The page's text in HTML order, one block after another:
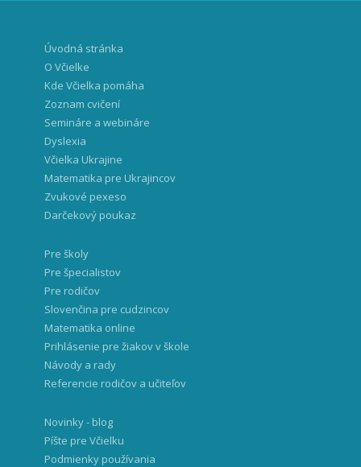
Úvodná stránka
O Včielke
Kde Včielka pomáha
Zoznam cvičení
Semináre a webináre
Dyslexia
Včielka Ukrajine
Matematika pre Ukrajincov
Zvukové pexeso
Darčekový poukaz
Pre školy
Pre špecialistov
Pre rodičov
Slovenčina pre cudzincov
Matematika online
Prihlásenie pre žiakov v škole
Návody a rady
Referencie rodičov a učiteľov
Novinky - blog
Píšte pre Včielku
Podmienky používania